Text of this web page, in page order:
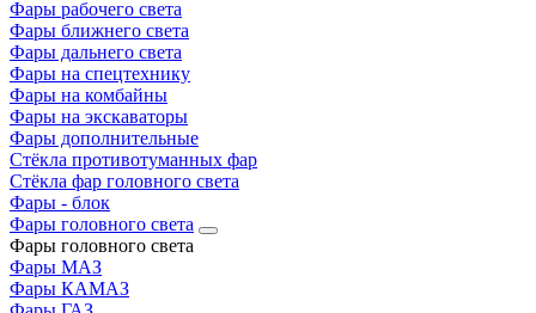
Фары рабочего света
Фары ближнего света
Фары дальнего света
Фары на спецтехнику
Фары на комбайны
Фары на экскаваторы
Фары дополнительные
Стёкла противотуманных фар
Стёкла фар головного света
Фары - блок
Фары головного света
Фары головного света
Фары МАЗ
Фары КАМАЗ